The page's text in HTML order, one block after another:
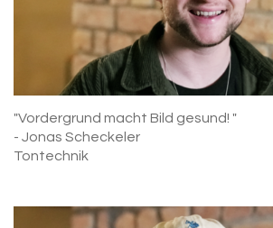
"Vordergrund macht Bild gesund! "
- Jonas Scheckeler
Tontechnik